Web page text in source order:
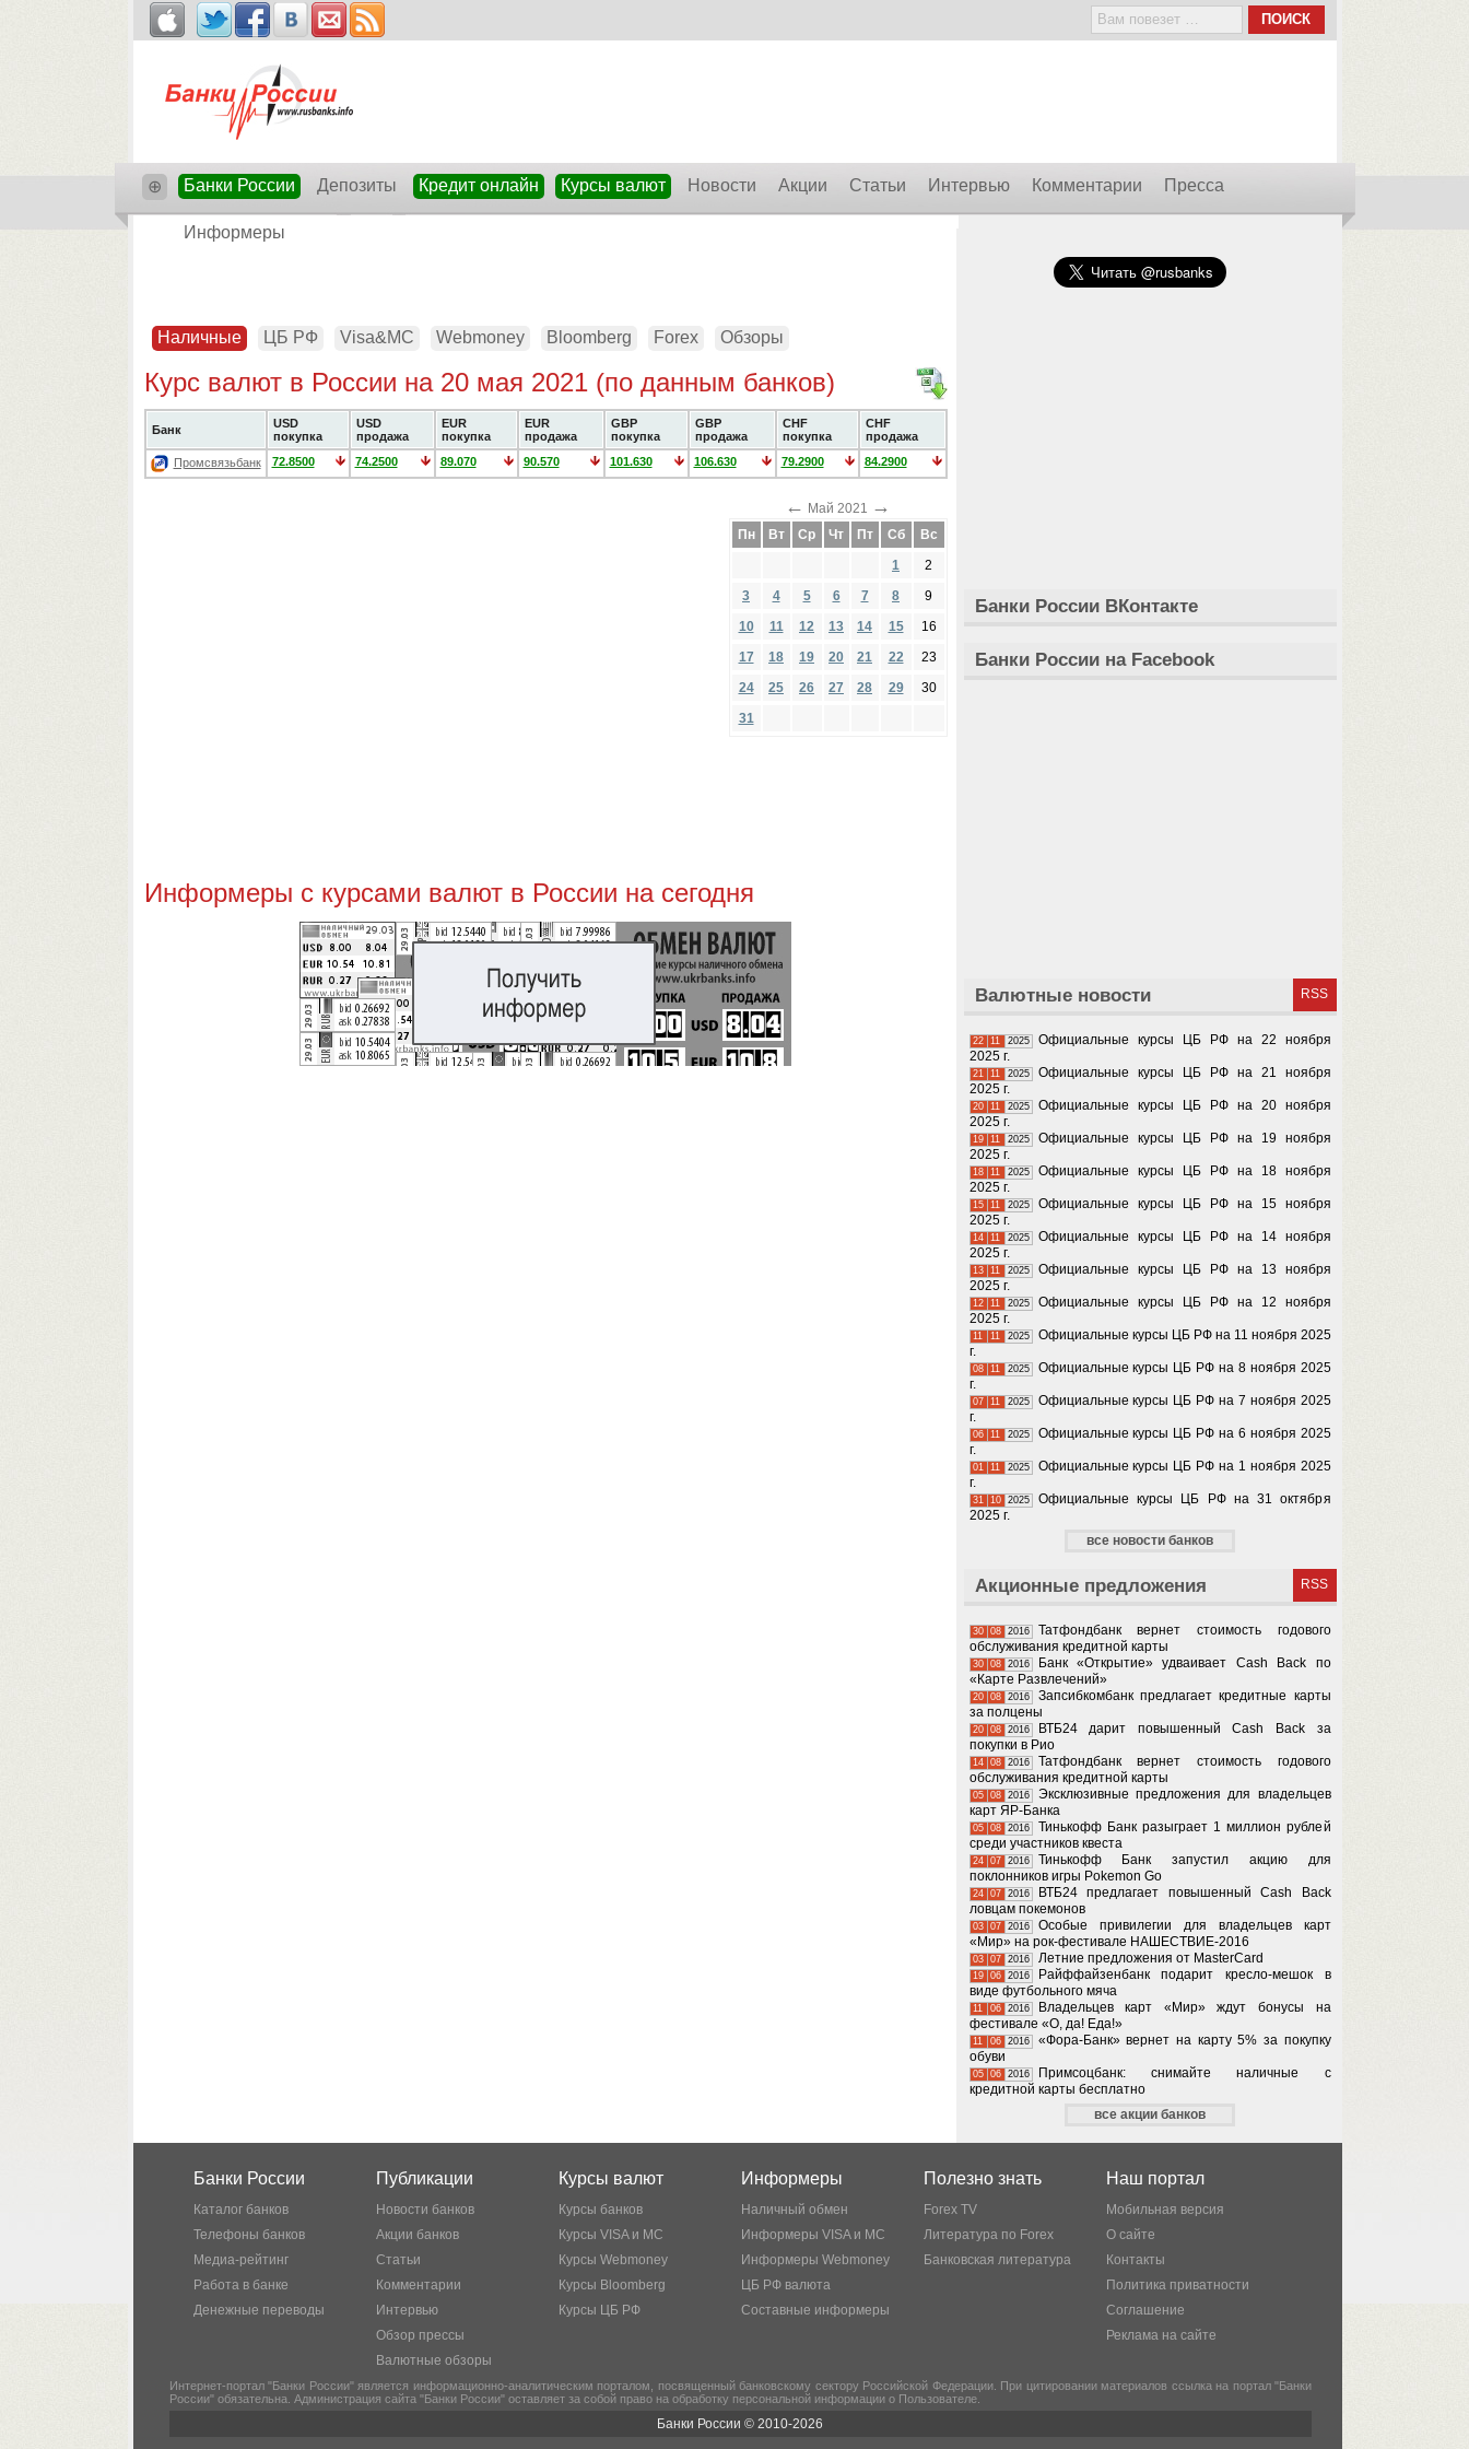
⊕ Банки России Депозиты Кредит онлайн Курсы валют Новости Акции Статьи Интервью Комментарии Пресса
Информеры
Наличные ЦБ РФ Visa&MC Webmoney Bloomberg Forex Обзоры
Курс валют в России на 20 мая 2021 (по данным банков)
Банк
USD
покупка
USD
продажа
EUR
покупка
EUR
продажа
GBP
покупка
GBP
продажа
CHF
покупка
CHF
продажа
Промсвязьбанк
72.8500 74.2500 89.070 90.570 101.630 106.630 79.2900 84.2900
← Май 2021 →
Пн Вт Ср Чт Пт Сб
Вс
1
2
3
4 5 6 7 8
9
10
11 12 13 14 15
16
17
18 19 20 21 22
23
24
25 26 27 28 29
30
31
Информеры с курсами валют в России на сегодня
Банки России ВКонтакте
Банки России на Facebook
Валютные новости RSS
22 11 2025
Официальные курсы ЦБ РФ на 22 ноября
2025 г.
21 11 2025
Официальные курсы ЦБ РФ на 21 ноября
2025 г.
20 11 2025
Официальные курсы ЦБ РФ на 20 ноября
2025 г.
19 11 2025
Официальные курсы ЦБ РФ на 19 ноября
2025 г.
18 11 2025
Официальные курсы ЦБ РФ на 18 ноября
2025 г.
15 11 2025
Официальные курсы ЦБ РФ на 15 ноября
2025 г.
14 11 2025
Официальные курсы ЦБ РФ на 14 ноября
2025 г.
13 11 2025
Официальные курсы ЦБ РФ на 13 ноября
2025 г.
12 11 2025
Официальные курсы ЦБ РФ на 12 ноября
2025 г.
11 11 2025
Официальные курсы ЦБ РФ на 11 ноября 2025
г.
08 11 2025
Официальные курсы ЦБ РФ на 8 ноября 2025
г.
07 11 2025
Официальные курсы ЦБ РФ на 7 ноября 2025
г.
06 11 2025
Официальные курсы ЦБ РФ на 6 ноября 2025
г.
01 11 2025
Официальные курсы ЦБ РФ на 1 ноября 2025
г.
31 10 2025
Официальные курсы ЦБ РФ на 31 октября
2025 г.
все новости банков
Акционные предложения RSS
30 08 2016
Татфондбанк вернет стоимость годового
обслуживания кредитной карты
30 08 2016
Банк «Открытие» удваивает Cash Back по
«Карте Развлечений»
20 08 2016
Запсибкомбанк предлагает кредитные карты
за полцены
20 08 2016
ВТБ24 дарит повышенный Cash Back за
покупки в Рио
14 08 2016
Татфондбанк вернет стоимость годового
обслуживания кредитной карты
05 08 2016
Эксклюзивные предложения для владельцев
карт ЯР-Банка
05 08 2016
Тинькофф Банк разыграет 1 миллион рублей
среди участников квеста
24 07 2016
Тинькофф Банк запустил акцию для
поклонников игры Pokemon Go
24 07 2016
ВТБ24 предлагает повышенный Cash Back
ловцам покемонов
03 07 2016
Особые привилегии для владельцев карт
«Мир» на рок-фестивале НАШЕСТВИЕ-2016
03 07 2016 Летние предложения от MasterCard
19 06 2016
Райффайзенбанк подарит кресло-мешок в
виде футбольного мяча
11 06 2016
Владельцев карт «Мир» ждут бонусы на
фестивале «О, да! Еда!»
11 06 2016
«Фора-Банк» вернет на карту 5% за покупку
обуви
05 06 2016
Примсоцбанк: снимайте наличные с
кредитной карты бесплатно
все акции банков
Банки России
Каталог банков
Телефоны банков
Медиа-рейтинг
Работа в банке
Денежные переводы
Публикации
Новости банков
Акции банков
Статьи
Комментарии
Интервью
Обзор прессы
Валютные обзоры
Курсы валют
Курсы банков
Курсы VISA и MC
Курсы Webmoney
Курсы Bloomberg
Курсы ЦБ РФ
Информеры
Наличный обмен
Информеры VISA и MC
Информеры Webmoney
ЦБ РФ валюта
Составные информеры
Полезно знать
Forex TV
Литература по Forex
Банковская литература
Наш портал
Мобильная версия
О сайте
Контакты
Политика приватности
Соглашение
Реклама на сайте
Интернет-портал "Банки России" является информационно-аналитическим порталом, посвященный банковскому сектору Российской Федерации. При цитировании материалов ссылка на портал "Банки
России" обязательна. Администрация сайта "Банки России" оставляет за собой право на обработку персональной информации о Пользователе.
Банки России © 2010-2026